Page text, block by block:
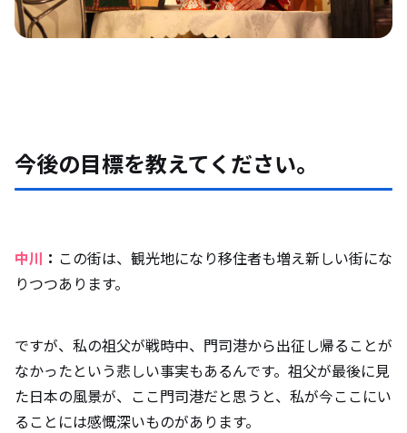
今後の目標を教えてください。
中川 ： この街は、観光地になり移住者も増え新しい街にな
りつつあります。
ですが、私の祖父が戦時中、門司港から出征し帰ることが
なかったという悲しい事実もあるんです。祖父が最後に見
た日本の風景が、ここ門司港だと思うと、私が今ここにい
ることには感慨深いものがあります。